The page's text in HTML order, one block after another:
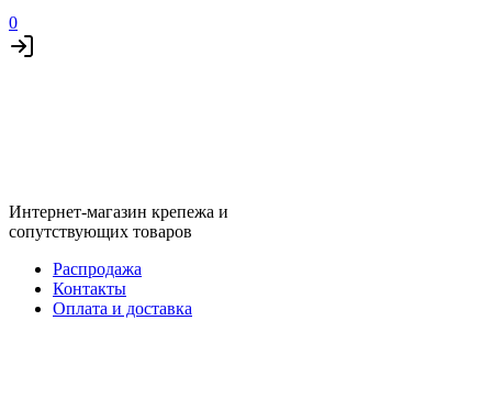
0
Интернет-магазин крепежа и
сопутствующих товаров
Распродажа
Контакты
Оплата и доставка